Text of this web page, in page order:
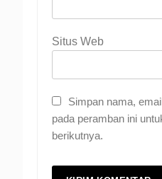
Situs Web
Simpan nama,
pada peramban ini
berikutnya.